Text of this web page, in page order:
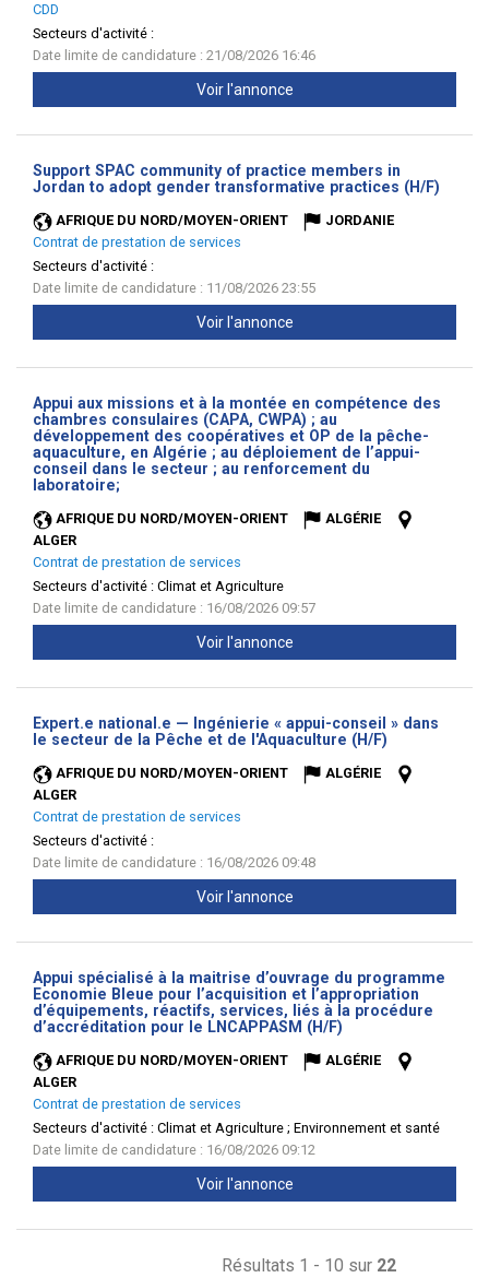
CDD
Secteurs d'activité :
Date limite de candidature : 21/08/2026 16:46
Voir l'annonce
Support SPAC community of practice members in
Jordan to adopt gender transformative practices (H/F)
AFRIQUE DU NORD/MOYEN-ORIENT
JORDANIE
Contrat de prestation de services
Secteurs d'activité :
Date limite de candidature : 11/08/2026 23:55
Voir l'annonce
Appui aux missions et à la montée en compétence des
chambres consulaires (CAPA, CWPA) ; au
développement des coopératives et OP de la pêche-
aquaculture, en Algérie ; au déploiement de l’appui-
conseil dans le secteur ; au renforcement du
laboratoire;
AFRIQUE DU NORD/MOYEN-ORIENT
ALGÉRIE
ALGER
Contrat de prestation de services
Secteurs d'activité : Climat et Agriculture
Date limite de candidature : 16/08/2026 09:57
Voir l'annonce
Expert.e national.e — Ingénierie « appui-conseil » dans
le secteur de la Pêche et de l'Aquaculture (H/F)
AFRIQUE DU NORD/MOYEN-ORIENT
ALGÉRIE
ALGER
Contrat de prestation de services
Secteurs d'activité :
Date limite de candidature : 16/08/2026 09:48
Voir l'annonce
Appui spécialisé à la maitrise d’ouvrage du programme
Economie Bleue pour l’acquisition et l’appropriation
d’équipements, réactifs, services, liés à la procédure
d’accréditation pour le LNCAPPASM (H/F)
AFRIQUE DU NORD/MOYEN-ORIENT
ALGÉRIE
ALGER
Contrat de prestation de services
Secteurs d'activité : Climat et Agriculture ; Environnement et santé
Date limite de candidature : 16/08/2026 09:12
Voir l'annonce
Résultats 1 - 10 sur 22